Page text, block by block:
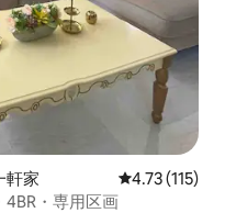
軒家 レビュー115
4.73 (115)
・専用区画